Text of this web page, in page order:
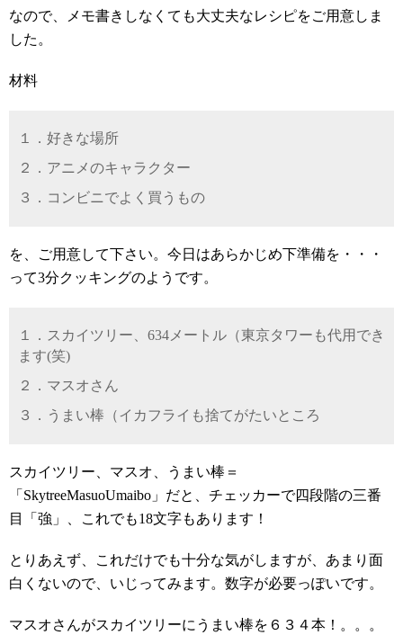
なので、メモ書きしなくても大丈夫なレシピをご用意しま
した。
材料
１．好きな場所
２．アニメのキャラクター
３．コンビニでよく買うもの
を、ご用意して下さい。今日はあらかじめ下準備を・・・
って3分クッキングのようです。
１．スカイツリー、634メートル（東京タワーも代用でき
ます(笑)
２．マスオさん
３．うまい棒（イカフライも捨てがたいところ
スカイツリー、マスオ、うまい棒＝
「SkytreeMasuoUmaibo」だと、チェッカーで四段階の三番
目「強」、これでも18文字もあります！
とりあえず、これだけでも十分な気がしますが、あまり面
白くないので、いじってみます。数字が必要っぽいです。
マスオさんがスカイツリーにうまい棒を６３４本！。。。